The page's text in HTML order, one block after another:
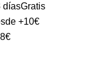
díasGratis
+10€